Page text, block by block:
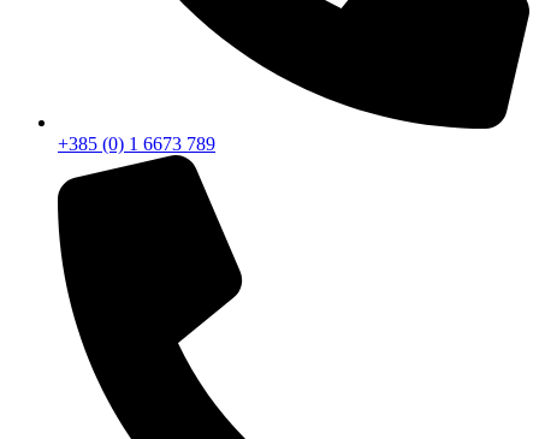
+385 (0) 1 6673 789